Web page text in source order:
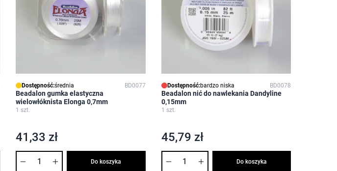
Dostępność:średnia BD0077
Beadalon gumka elastyczna
wielowłóknista Elonga 0,7mm
1 szt.
41,33 zł
Do koszyka
Dostępność:bardzo niska BD0078
Beadalon nić do nawlekania Dandyline
0,15mm
1 szt.
45,79 zł
Do koszyka